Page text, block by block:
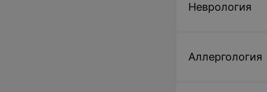
Неврология
Аллергология